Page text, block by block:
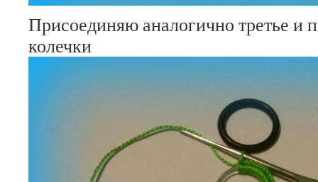
Присоединяю аналогично третье и
колечки